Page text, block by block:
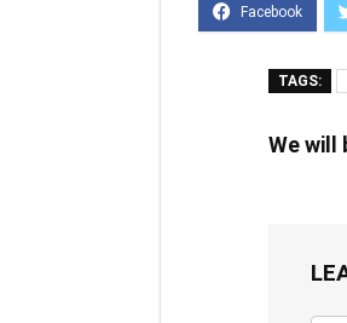
TAGS:
We will